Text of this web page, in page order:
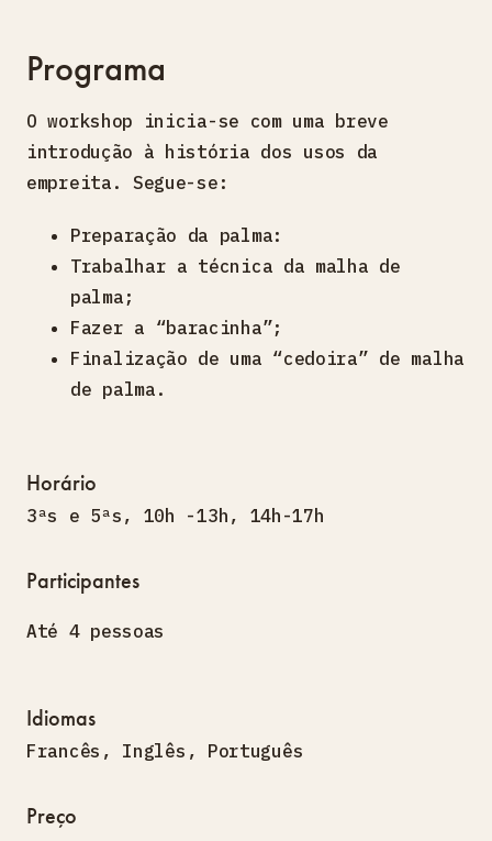
Programa
O workshop inicia-se com uma breve
introdução à história dos usos da
empreita. Segue-se:
Preparação da palma:
Trabalhar a técnica da malha de
palma;
Fazer a “baracinha”;
Finalização de uma “cedoira” de malha
de palma.
Horário
3ªs e 5ªs, 10h -13h, 14h-17h
Participantes
Até 4 pessoas
Idiomas
Francês , Inglês , Português
Preço